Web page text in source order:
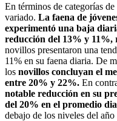
En términos de categorías
variado. La faena de
experimentó una baja
reducción del 13% y 11%,
novillos presentaron una
11% en su faena diaria. De
los novillos concluyan el
entre 20% y 22%. En
notable reducción en su
del 20% en el promedio
debajo de los niveles del año